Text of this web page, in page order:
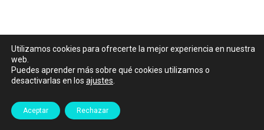
Utilizamos cookies para ofrecerte la mejor experiencia en nuestra
web.
Puedes aprender más sobre qué cookies utilizamos o
desactivarlas en los ajustes
Aceptar Rechazar